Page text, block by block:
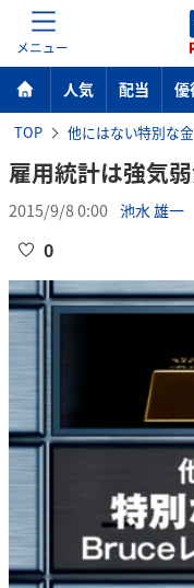
MENU
人気 配当 優
TOP 他にはない特別な金
雇用統計は強気
2015/9/8 0:00 池水 雄一
0